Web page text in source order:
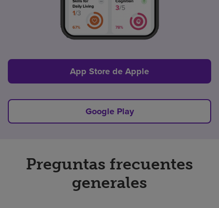
App Store de Apple
Google Play
Preguntas frecuentes
generales